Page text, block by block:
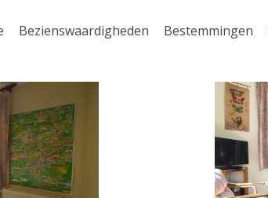
Bezienswaardigheden Bestemmingen